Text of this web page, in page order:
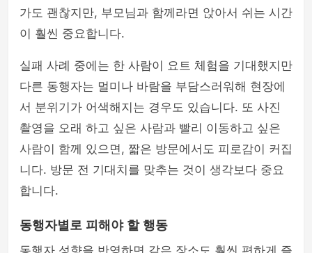
가도 괜찮지만, 부모님과 함께라면 앉아서 쉬는 시간
이 훨씬 중요합니다.
실패 사례 중에는 한 사람이 요트 체험을 기대했지만
다른 동행자는 멀미나 바람을 부담스러워해 현장에
서 분위기가 어색해지는 경우도 있습니다. 또 사진
촬영을 오래 하고 싶은 사람과 빨리 이동하고 싶은
사람이 함께 있으면, 짧은 방문에서도 피로감이 커집
니다. 방문 전 기대치를 맞추는 것이 생각보다 중요
합니다.
동행자별로 피해야 할 행동
동행자 성향을 반영하면 같은 장소도 훨씬 편하게 즐